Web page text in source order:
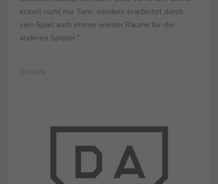
erzielt nicht nur Tore, sondern erarbeitet durch
sein Spiel auch immer wieder Räume für die
anderen Spieler.“
© DAZN